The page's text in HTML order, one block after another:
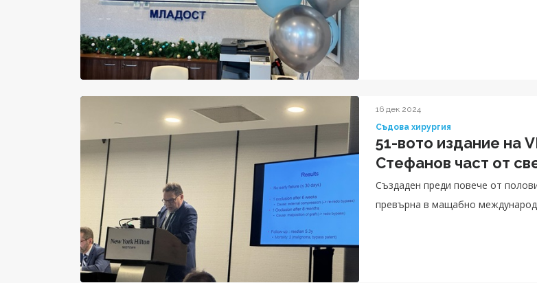
16 дек 2024
Съдова хирургия
51-вото издание на
Стефанов част от
Създаден преди повече от
превърна в мащабно